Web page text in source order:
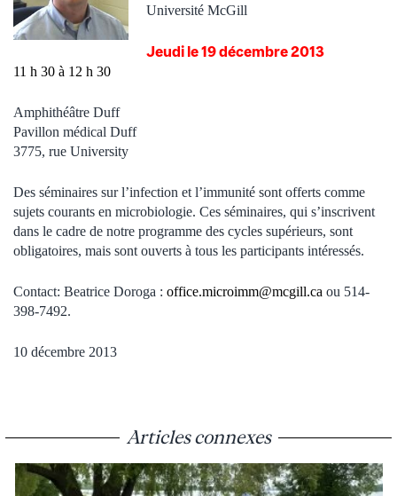
Université McGill
Jeudi le 19 décembre 2013
11 h 30 à 12 h 30
Amphithéâtre Duff
Pavillon médical Duff
3775, rue University
Des séminaires sur l’infection et l’immunité sont offerts comme
sujets courants en microbiologie. Ces séminaires, qui s’inscrivent
dans le cadre de notre programme des cycles supérieurs, sont
obligatoires, mais sont ouverts à tous les participants intéressés.
Contact: Beatrice Doroga : office.microimm@mcgill.ca ou 514-
398-7492.
10 décembre 2013
Articles connexes